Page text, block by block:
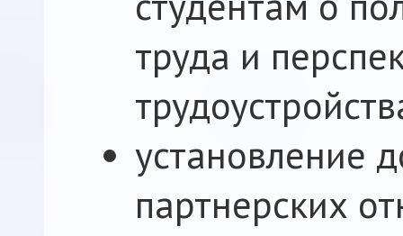
труда и
установление
партнерских